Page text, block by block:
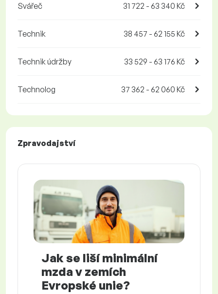
Svářeč 31 722 - 63 340 Kč
Technik 38 457 - 62 155 Kč
Technik údržby 33 529 - 63 176 Kč
Technolog 37 362 - 62 060 Kč
Zpravodajství
Jak se liší minimální
mzda v zemích
Evropské unie?